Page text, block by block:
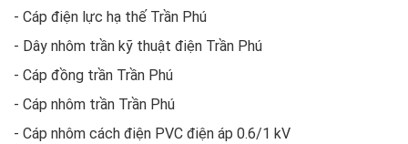
- Cáp điện lực hạ thế Trần Phú
- Dây nhôm trần kỹ thuật điện Trần Phú
- Cáp đồng trần Trần Phú
- Cáp nhôm trần Trần Phú
- Cáp nhôm cách điện PVC điện áp 0.6/1 kV